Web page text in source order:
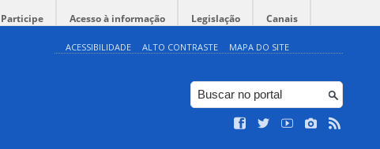
Participe Acesso à informação Legislação Canais
ACESSIBILIDADE ALTO CONTRASTE MAPA DO SITE